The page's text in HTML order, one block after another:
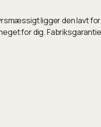
ligger den lavt
for dig.